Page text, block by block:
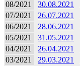
08/2021
30.08.2021
07/2021
26.07.2021
06/2021
28.06.2021
05/2021
31.05.2021
04/2021
26.04.2021
03/2021
29.03.2021